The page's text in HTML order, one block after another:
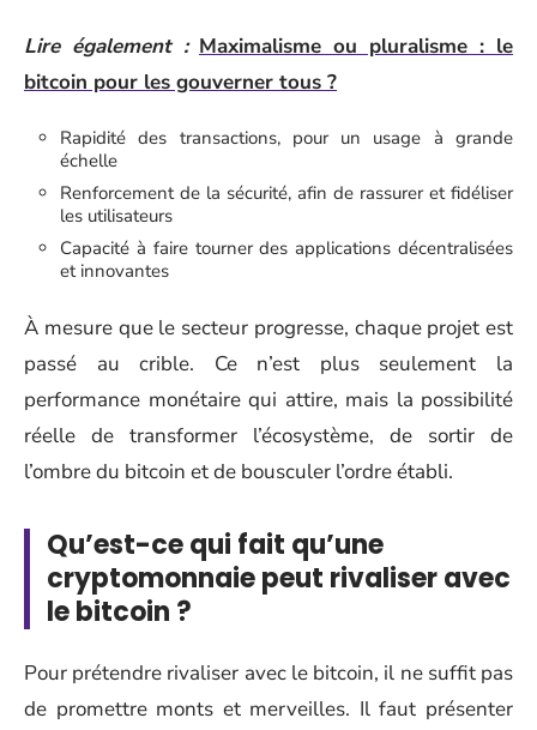
Lire également : Maximalisme ou pluralisme : le
bitcoin pour les gouverner tous ?
Rapidité des transactions, pour un usage à grande
échelle
Renforcement de la sécurité, afin de rassurer et fidéliser
les utilisateurs
Capacité à faire tourner des applications décentralisées
et innovantes
À mesure que le secteur progresse, chaque projet est
passé au crible. Ce n’est plus seulement la
performance monétaire qui attire, mais la possibilité
réelle de transformer l’écosystème, de sortir de
l’ombre du bitcoin et de bousculer l’ordre établi.
Qu’est-ce qui fait qu’une
cryptomonnaie peut rivaliser avec
le bitcoin ?
Pour prétendre rivaliser avec le bitcoin, il ne suffit pas
de promettre monts et merveilles. Il faut présenter